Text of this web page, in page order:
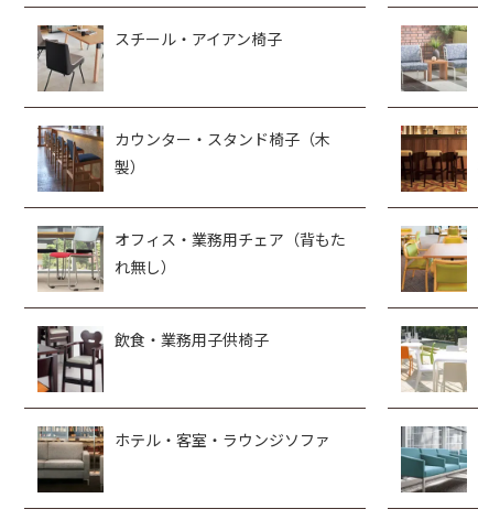
スチール・アイアン椅子
カウンター・スタンド椅子（木
製）
オフィス・業務用チェア（背もた
れ無し）
飲食・業務用子供椅子
ホテル・客室・ラウンジソファ